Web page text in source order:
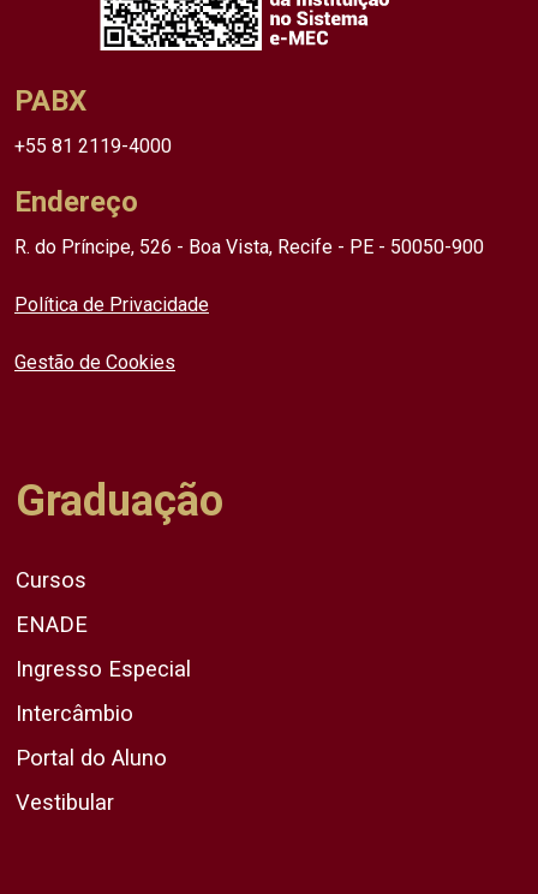
PABX
+55 81 2119-4000
Endereço
R. do Príncipe, 526 - Boa Vista, Recife - PE - 50050-900
Política de Privacidade
Gestão de Cookies
Graduação
Cursos
ENADE
Ingresso Especial
Intercâmbio
Portal do Aluno
Vestibular